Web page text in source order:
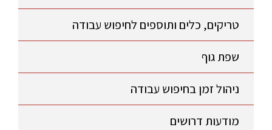
טריקים, כלים ותוספים לחיפוש עבודה
שפת גוף
ניהול זמן בחיפוש עבודה
מודעות דרושים